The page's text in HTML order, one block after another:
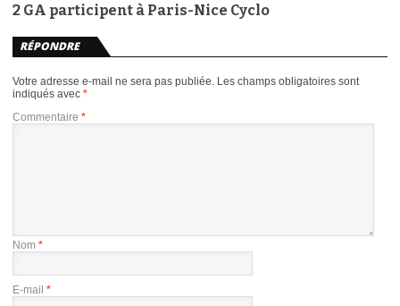
2 GA participent à Paris-Nice Cyclo
RÉPONDRE
Votre adresse e-mail ne sera pas publiée. Les champs obligatoires sont
indiqués avec *
Commentaire *
Nom *
E-mail *